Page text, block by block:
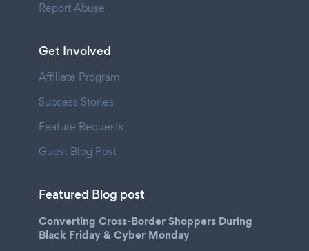
Report Abuse
Get Involved
Affiliate Program
Success Stories
Feature Requests
Guest Blog Post
Featured Blog post
Converting Cross-Border Shoppers During
Black Friday & Cyber Monday